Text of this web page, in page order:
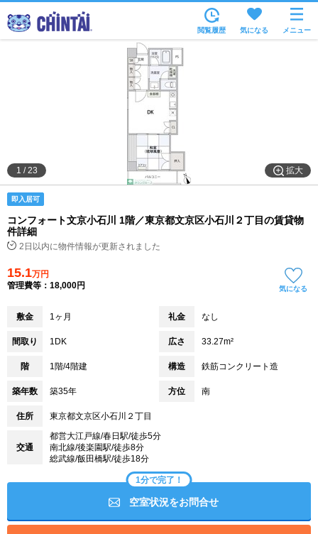
沿線・駅から
住所から
家賃相場から
通勤通学時間から
物件特集から
不動産会社から
閲覧履歴 気になる メニュー
拡大
1 /23
即入居可
コンフォート文京小石川 1階／東京都文京区小石川２丁目の賃貸物
件詳細
2日以内に物件情報が更新されました
15.1万円
管理費等：18,000円
気になる
敷金 1ヶ月 礼金 なし
間取り 1DK 広さ 33.27m²
階 1階/4階建 構造 鉄筋コンクリート造
築年数 築35年 方位 南
住所 東京都文京区小石川２丁目
交通
都営大江戸線/春日駅/徒歩5分
南北線/後楽園駅/徒歩8分
総武線/飯田橋駅/徒歩18分
1分で完了！
空室状況をお問合せ